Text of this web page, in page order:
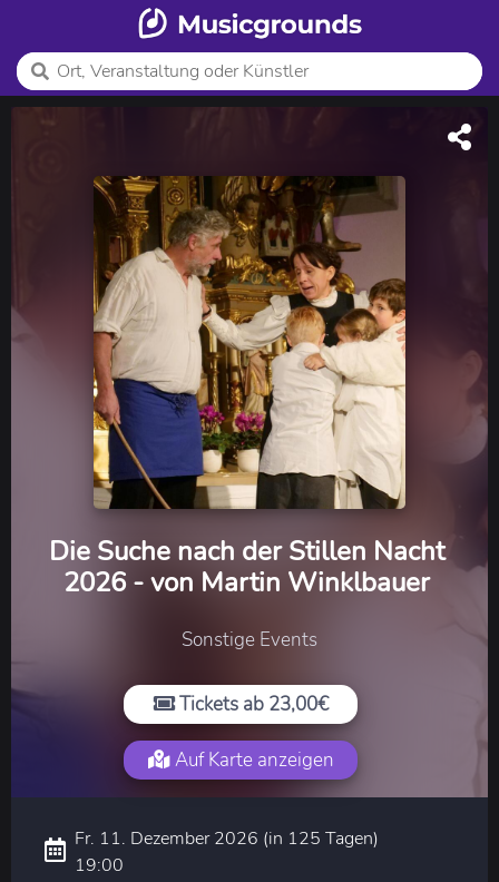
Die Suche nach der Stillen Nacht
2026 - von Martin Winklbauer
Sonstige Events
Tickets ab 23,00€
Auf Karte anzeigen
Fr. 11. Dezember 2026 (in 125 Tagen)
19:00